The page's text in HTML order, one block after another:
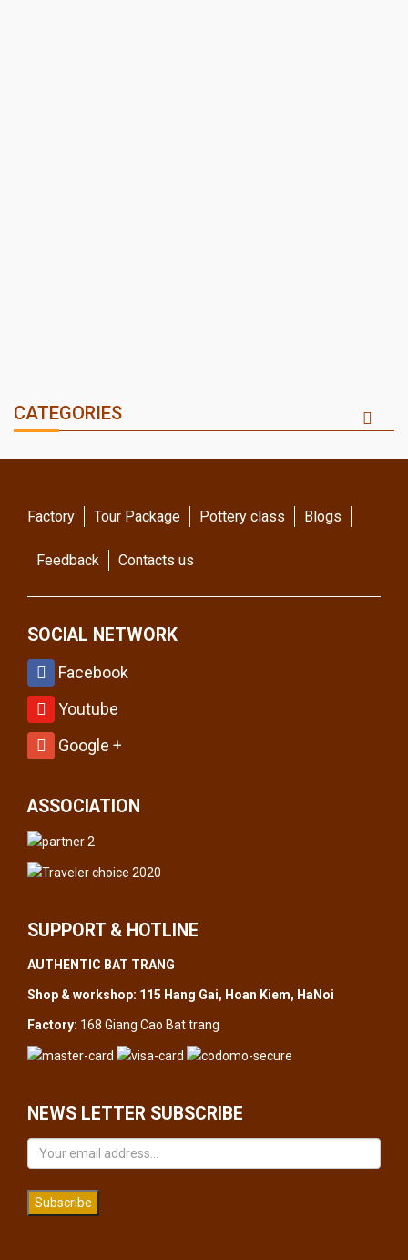
CATEGORIES
Factory Tour Package Pottery class Blogs
Feedback Contacts us
SOCIAL NETWORK
Facebook
Youtube
Google +
ASSOCIATION
SUPPORT & HOTLINE
AUTHENTIC BAT TRANG
Shop & workshop: 115 Hang Gai, Hoan Kiem, HaNoi
Factory: 168 Giang Cao Bat trang
NEWS LETTER SUBSCRIBE
Subscribe